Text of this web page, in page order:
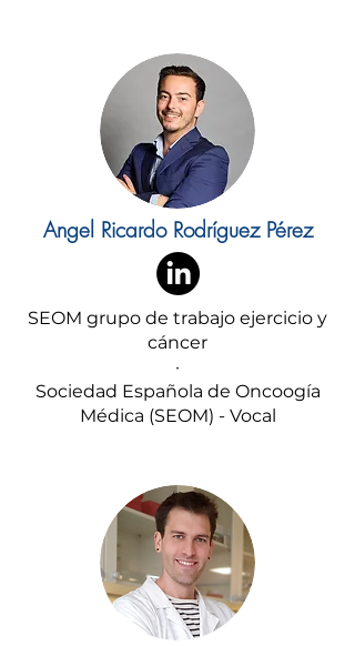
Angel Ricardo Rodríguez Pérez
SEOM grupo de trabajo ejercicio y
cáncer
·
Sociedad Española de Oncoogía
Médica (SEOM) - Vocal